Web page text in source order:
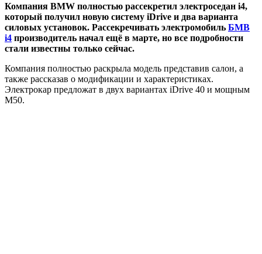
Компания BMW полностью рассекретил электроседан i4,
который получил новую систему iDrive и два варианта
силовых установок. Рассекречивать электромобиль БМВ
i4 производитель начал ещё в марте, но все подробности
стали известны только сейчас.
Компания полностью раскрыла модель представив салон, а
также рассказав о модификации и характеристиках.
Электрокар предложат в двух вариантах iDrive 40 и мощным
M50.